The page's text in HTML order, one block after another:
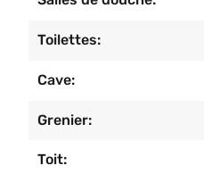
Toilettes:
Cave:
Grenier:
Toit: